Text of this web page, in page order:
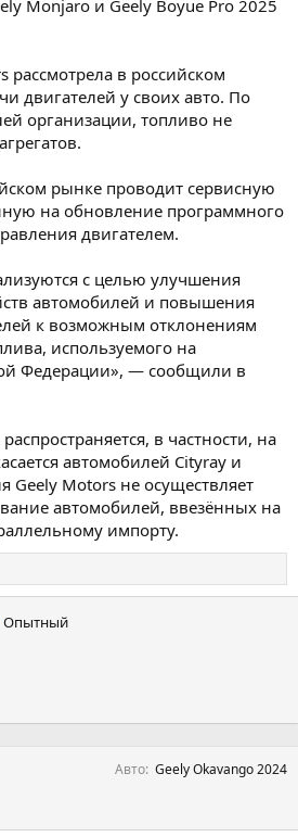
Monjaro и Geely Boyue Pro 2025
рассмотрела в российском
двигателей у своих авто. По
организации, топливо не
рынке проводит сервисную
на обновление программного
двигателем.
с целью улучшения
автомобилей и повышения
к возможным отклонениям
используемого на
Федерации», — сообщили в
в частности, на
автомобилей Cityray и
Geely Motors не осуществляет
автомобилей, ввезённых на
импорту.
Опытный
Авто Geely Okavango 2024